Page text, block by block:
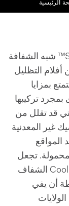
الرئيسية
توفر سلسلة منتجات SunTek® CoolSight™ شبه الشفافة
أفلام التظليل
بمزايا
بمجرد تركيبها
قد تقلل من
غير المعدنية
المواقع
تجعل
هذه الميزات من فيلم تظليل النوافذ CoolSight الشفاف
أن يفي